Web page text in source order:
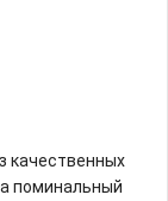
качественных
поминальный